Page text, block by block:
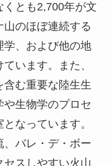
くとも2,700年が文
のほぼ連続する
学、および他の地
います。また、
む重要な陸生生
生物学のプロセ
なっています。
、バレ・デ・ボー
スしやすい火山